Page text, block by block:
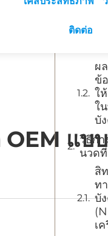
ติดต่อ
แบบ
กา
ผ
ข้
ใ
ใ
บั
วิธีก
นวด
สิ
ท
บั
เ